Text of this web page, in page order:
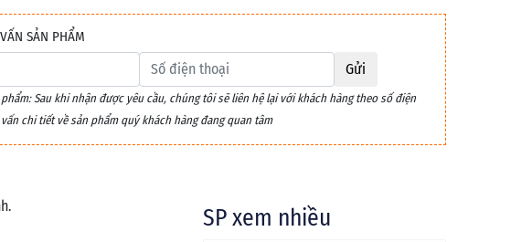
SẢN PHẨM
Gửi
phẩm: Sau khi nhận được yêu cầu, chúng tôi sẽ liên hệ lại với khách hàng theo số điện
chi tiết về sản phẩm quý khách hàng đang quan tâm
SP xem nhiều